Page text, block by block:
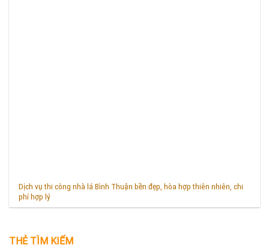
Dịch vụ thi công nhà lá Bình Thuận bền đẹp, hòa hợp thiên nhiên, chi
phí hợp lý
THẺ TÌM KIẾM